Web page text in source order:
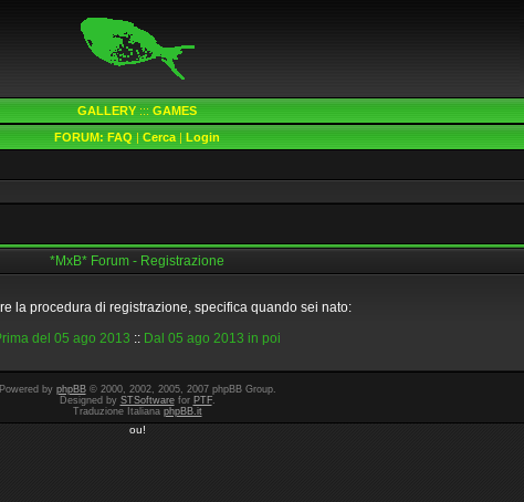
GALLERY ::: GAMES
FORUM: FAQ | Cerca | Login
*MxB* Forum - Registrazione
la procedura di registrazione, specifica quando sei nato:
del 05 ago 2013 :: Dal 05 ago 2013 in poi
Powered by phpBB© 2000, 2002, 2005, 2007 phpBB Group.
Designed by STSoftwarefor PTF.
Traduzione Italiana phpBB.it
ou!